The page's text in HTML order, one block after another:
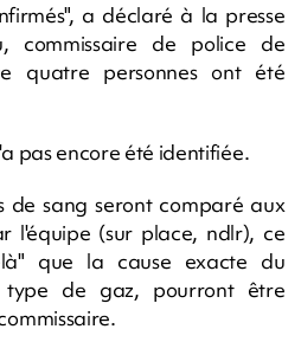
a déclaré à la presse
commissaire de police de
quatre personnes ont été
pas encore été identifiée.
de sang seront comparé aux
l'équipe (sur place, ndlr), ce
que la cause exacte du
type de gaz, pourront être